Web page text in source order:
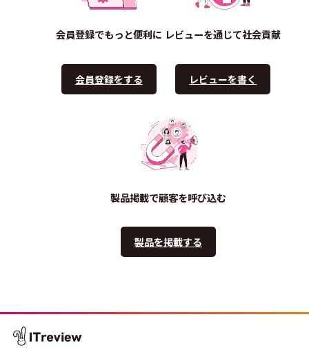
会員登録でもっと便利に
会員登録をする
レビューを通じて社会貢献
レビューを書く
製品掲載で顧客を呼び込む
製品を掲載する